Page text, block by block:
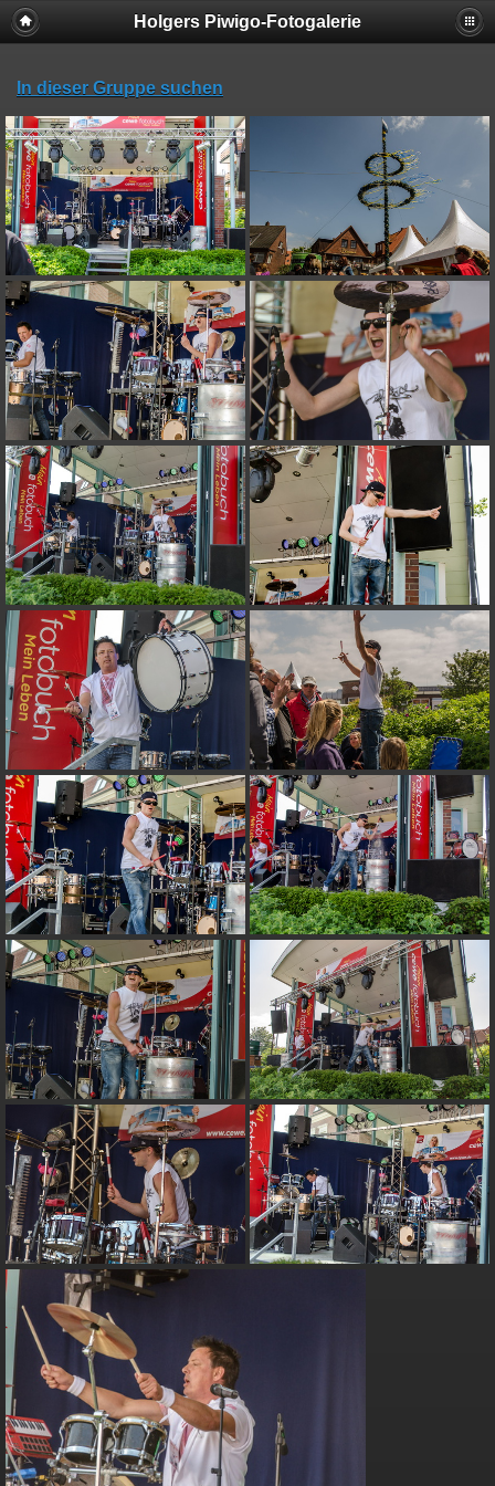
Holgers Piwigo-Fotogalerie
In dieser Gruppe suchen